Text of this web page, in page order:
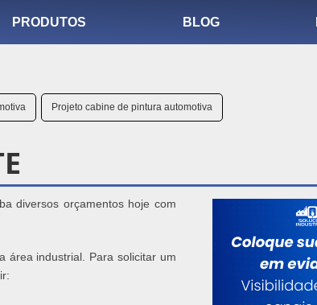
PRODUTOS BLOG
Projeto cabine de pintura automotiva
diversos orçamentos hoje com
área industrial. Para solicitar um